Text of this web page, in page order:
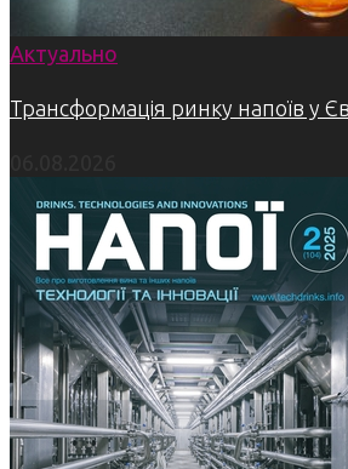
Актуально
Трансформація ринку напоїв у